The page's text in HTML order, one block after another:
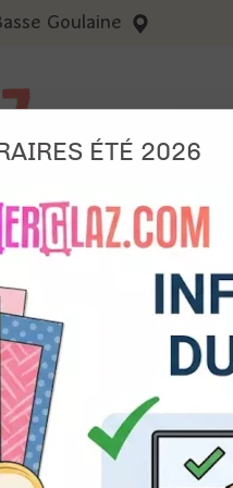
Goulaine
MACHINES
Papiers en collection >Paper
Ils
et du
précises
Si vous
de la
ÉTÉ 2026